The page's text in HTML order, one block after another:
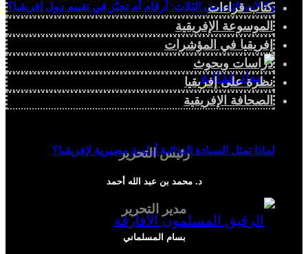
وكالات التصنيف الثلاث: أرقام أم تحيّز في تقييم دول إفريقيا؟
لماذا تمثل السيادة الغذائية أولوية مصيرية لإفريقيا؟
كتاب قراءات
الموسوعة الإفريقية
إفريقيا في المؤشرات
دراسات وبحوث
نظرة على إفريقيا
الصحافة الإفريقية
رئيس التحرير
د. محمد بن عبد الله أحمد
مدير التحرير
بسام المسلماني